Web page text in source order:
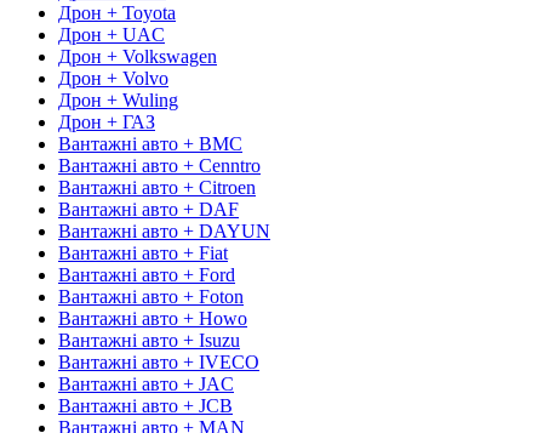
Дрон + Toyota
Дрон + UAC
Дрон + Volkswagen
Дрон + Volvo
Дрон + Wuling
Дрон + ГАЗ
Вантажні авто + BMC
Вантажні авто + Cenntro
Вантажні авто + Citroen
Вантажні авто + DAF
Вантажні авто + DAYUN
Вантажні авто + Fiat
Вантажні авто + Ford
Вантажні авто + Foton
Вантажні авто + Howo
Вантажні авто + Isuzu
Вантажні авто + IVECO
Вантажні авто + JAC
Вантажні авто + JCB
Вантажні авто + MAN